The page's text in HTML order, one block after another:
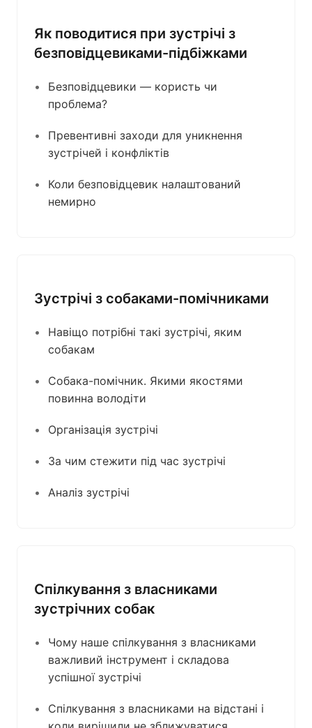
Як поводитися при зустрічі з
безповідцевиками-підбіжками
Безповідцевики — користь чи
проблема?
Превентивні заходи для уникнення
зустрічей і конфліктів
Коли безповідцевик налаштований
немирно
Зустрічі з собаками-помічниками
Навіщо потрібні такі зустрічі, яким
собакам
Собака-помічник. Якими якостями
повинна володіти
Організація зустрічі
За чим стежити під час зустрічі
Аналіз зустрічі
Спілкування з власниками
зустрічних собак
Чому наше спілкування з власниками
важливий інструмент і складова
успішної зустрічі
Спілкування з власниками на відстані і